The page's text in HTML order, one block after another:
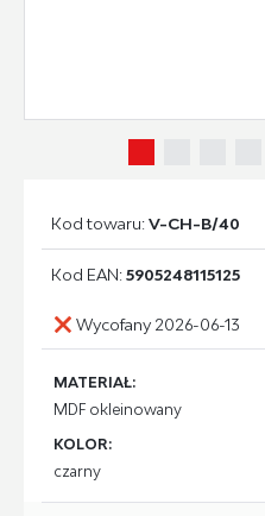
Kod towaru:V-CH-B/40
Kod EAN:5905248115125
Wycofany 2026-06-13
MATERIAŁ:
MDF okleinowany
KOLOR:
czarny